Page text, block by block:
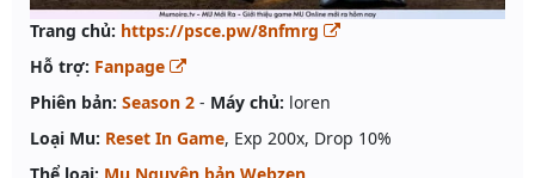
Trang chủ: https://psce.pw/8nfmrg
Hỗ trợ: Fanpage
Phiên bản: Season 2 - Máy chủ: loren
Loại Mu: Reset In Game, Exp 200x, Drop 10%